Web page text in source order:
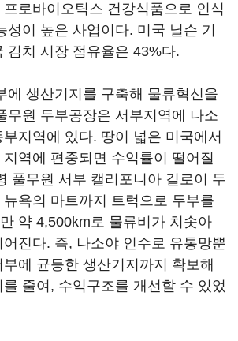
로바이오틱스 건강식품으로 인식
성이 높은 사업이다. 미국 닐슨 기
김치 시장 점유율은 43%다.
에 생산기지를 구축해 물류혁신을
무원 두부공장은 서부지역에 나소
지역에 있다. 땅이 넓은 미국에서
역에 편중되면 수익률이 떨어질
풀무원 서부 캘리포니아 길로이 두
욕의 마트까지 트럭으로 두부를
약 4,500km로 물류비가 치솟아
진다. 즉, 나소야 인수로 유통망뿐
에 균등한 생산기지까지 확보해
줄여, 수익구조를 개선할 수 있었